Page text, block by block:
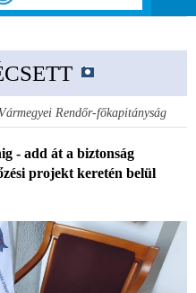
Rendőr-főkapitányság
- add át a biztonság
projekt keretén belül